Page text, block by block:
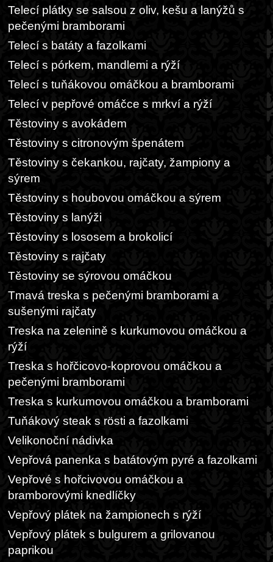
Telecí plátky se salsou z oliv, kešu a lanýžů s
pečenými bramborami
Telecí s batáty a fazolkami
Telecí s pórkem, mandlemi a rýží
Telecí s tuňákovou omáčkou a bramborami
Telecí v pepřové omáčce s mrkví a rýží
Těstoviny s avokádem
Těstoviny s citronovým špenátem
Těstoviny s čekankou, rajčaty, žampiony a
sýrem
Těstoviny s houbovou omáčkou a sýrem
Těstoviny s lanýži
Těstoviny s lososem a brokolicí
Těstoviny s rajčaty
Těstoviny se sýrovou omáčkou
Tmavá treska s pečenými bramborami a
sušenými rajčaty
Treska na zelenině s kurkumovou omáčkou a
rýží
Treska s hořčicovo-koprovou omáčkou a
pečenými bramborami
Treska s kurkumovou omáčkou a bramborami
Tuňákový steak s rösti a fazolkami
Velikonoční nádivka
Vepřová panenka s batátovým pyré a fazolkami
Vepřové s hořcivovou omáčkou a
bramborovými knedlíčky
Vepřový plátek na žampionech s rýží
Vepřový plátek s bulgurem a grilovanou
paprikou